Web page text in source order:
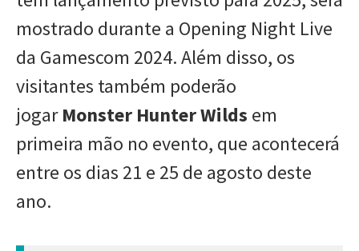
mostrado durante a Opening Night Live
da Gamescom 2024. Além disso, os
visitantes também poderão
jogarMonster Hunter Wilds em
primeira mão no evento, que acontecerá
entre os dias 21 e 25 de agosto deste
ano.